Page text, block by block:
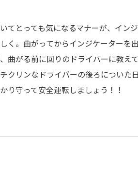
てとっても気になるマナーが、イン
く。曲がってからインジケーターを
曲がる前に回りのドライバーに教え
クリンなドライバーの後ろについた
り守って安全運転しましょう！！